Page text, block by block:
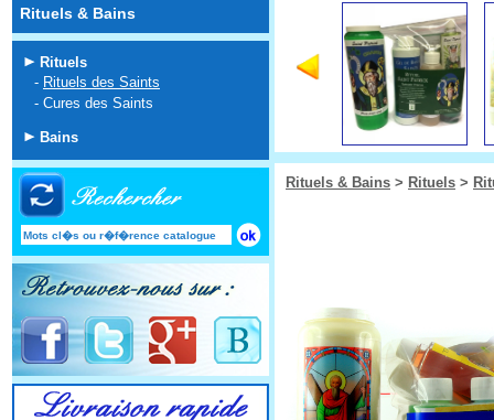
Rituels & Bains
Rituels
- Rituels des Saints
- Cures des Saints
Bains
Rituels & Bains > Rituels >